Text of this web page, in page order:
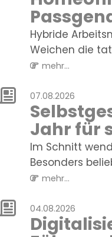
Hybride
Weichen die
mehr...
07.08.2026
Jahr für
Im Schnitt
Besonders
mehr...
04.08.2026